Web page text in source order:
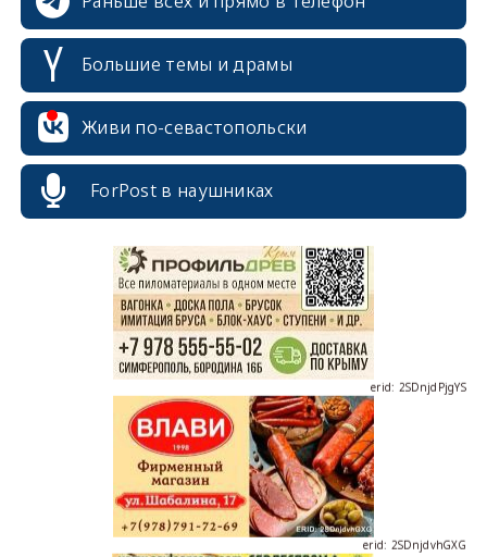
Большие темы и драмы
Живи по-севастопольски
ForPost в наушниках
erid: 2SDnjdPjgYS
erid: 2SDnjdvhGXG